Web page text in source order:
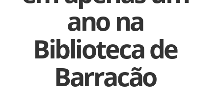
ano na
Biblioteca de
Barracão